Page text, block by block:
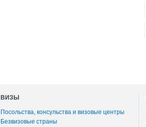
ВИЗЫ
Посольства, консульства и визовые центры
Безвизовые страны